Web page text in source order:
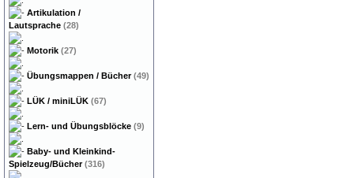
Artikulation /
Lautsprache (28)
Motorik (27)
Übungsmappen / Bücher(49)
LÜK / miniLÜK (67)
Lern- und Übungsblöcke (9)
Baby- und Kleinkind-
Spielzeug/Bücher(316)